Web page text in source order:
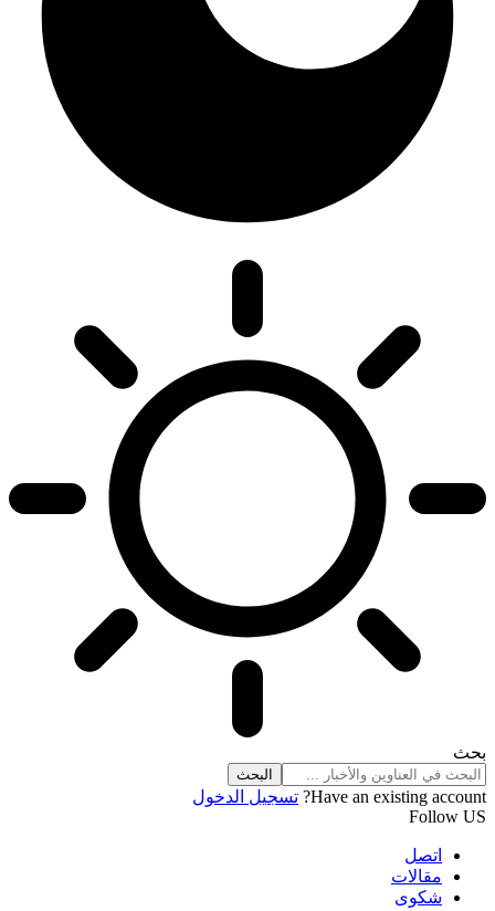
بحث
Have an existing account?
تسجيل الدخول
Follow US
اتصل
مقالات
شكوى